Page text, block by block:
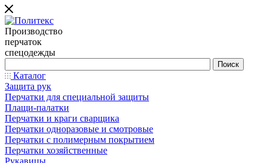
Производство
перчаток
спецодежды
Каталог
Защита рук
Перчатки для специальной защиты
Плащи-палатки
Перчатки и краги сварщика
Перчатки одноразовые и смотровые
Перчатки с полимерным покрытием
Перчатки хозяйственные
Рукавицы